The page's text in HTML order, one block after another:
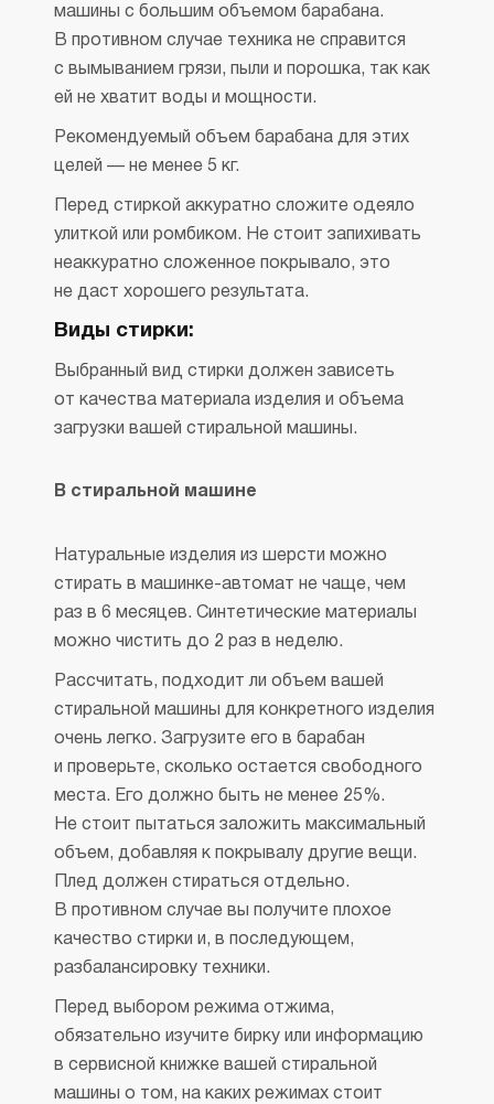
машины с большим объемом барабана.
В противном случае техника не справится
с вымыванием грязи, пыли и порошка, так как
ей не хватит воды и мощности.
Рекомендуемый объем барабана для этих
целей — не менее 5 кг.
Перед стиркой аккуратно сложите одеяло
улиткой или ромбиком. Не стоит запихивать
неаккуратно сложенное покрывало, это
не даст хорошего результата.
Виды стирки:
Выбранный вид стирки должен зависеть
от качества материала изделия и объема
загрузки вашей стиральной машины.
В стиральной машине
Натуральные изделия из шерсти можно
стирать в машинке-автомат не чаще, чем
раз в 6 месяцев. Синтетические материалы
можно чистить до 2 раз в неделю.
Рассчитать, подходит ли объем вашей
стиральной машины для конкретного изделия
очень легко. Загрузите его в барабан
и проверьте, сколько остается свободного
места. Его должно быть не менее 25%.
Не стоит пытаться заложить максимальный
объем, добавляя к покрывалу другие вещи.
Плед должен стираться отдельно.
В противном случае вы получите плохое
качество стирки и, в последующем,
разбалансировку техники.
Перед выбором режима отжима,
обязательно изучите бирку или информацию
в сервисной книжке вашей стиральной
машины о том, на каких режимах стоит